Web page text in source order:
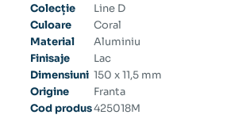
Colecție
Line D
Culoare
Coral
Material
Aluminiu
Finisaje
Lac
Dimensiuni 150 x 11,5 mm
Origine
Franta
Cod produs425018M